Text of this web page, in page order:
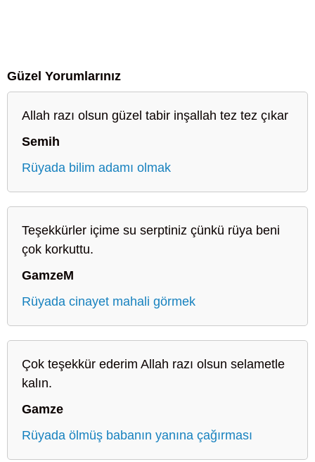
Güzel Yorumlarınız
Allah razı olsun güzel tabir inşallah tez tez çıkar
Semih
Rüyada bilim adamı olmak
Teşekkürler içime su serptiniz çünkü rüya beni
çok korkuttu.
GamzeM
Rüyada cinayet mahali görmek
Çok teşekkür ederim Allah razı olsun selametle
kalın.
Gamze
Rüyada ölmüş babanın yanına çağırması